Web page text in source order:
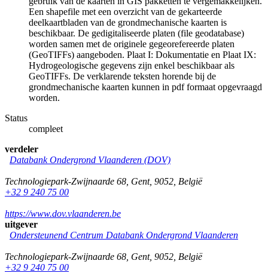
Een shapefile met een overzicht van de gekarteerde
deelkaartbladen van de grondmechanische kaarten is
beschikbaar. De gedigitaliseerde platen (file geodatabase)
worden samen met de originele gegeorefereerde platen
(GeoTIFFs) aangeboden. Plaat I: Dokumentatie en Plaat IX:
Hydrogeologische gegevens zijn enkel beschikbaar als
GeoTIFFs. De verklarende teksten horende bij de
grondmechanische kaarten kunnen in pdf formaat opgevraagd
worden.
Status
compleet
verdeler
Databank Ondergrond Vlaanderen (DOV)
Technologiepark-Zwijnaarde 68 Gent, 9052 België
+32 9 240 75 00
https://www.dov.vlaanderen.be
uitgever
Ondersteunend Centrum Databank Ondergrond Vlaanderen
Technologiepark-Zwijnaarde 68 Gent, 9052 België
+32 9 240 75 00